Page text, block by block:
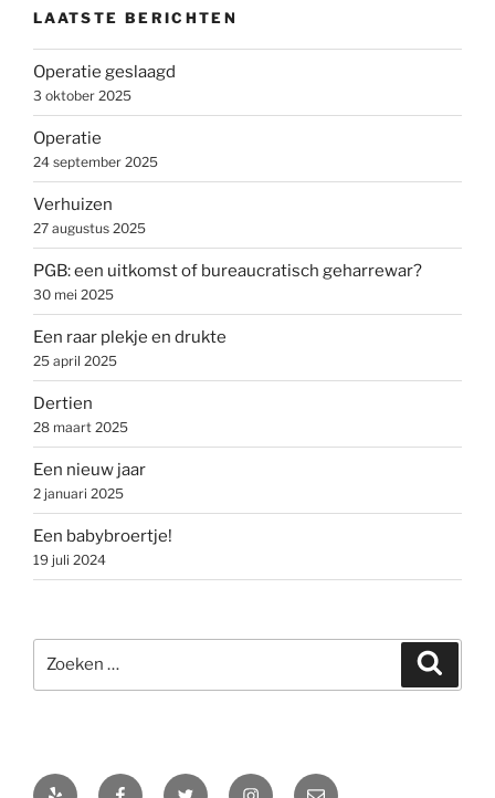
LAATSTE BERICHTEN
Operatie geslaagd
3 oktober 2025
Operatie
24 september 2025
Verhuizen
27 augustus 2025
PGB: een uitkomst of bureaucratisch geharrewar?
30 mei 2025
Een raar plekje en drukte
25 april 2025
Dertien
28 maart 2025
Een nieuw jaar
2 januari 2025
Een babybroertje!
19 juli 2024
naar:
Yelp FacebookTwitter Instagram
E-